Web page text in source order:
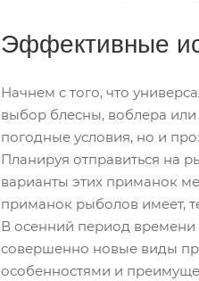
Эффективные
Начнем с того, что
выбор блесны, воблера или
погодные условия, но и
Планируя отправиться на
варианты этих приманок
приманок рыболов имеет,
В осенний период времени
совершенно новые виды
особенностями и